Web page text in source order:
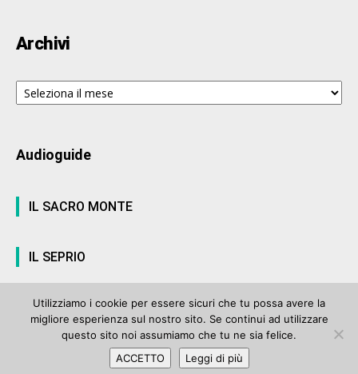
Archivi
Archivi
Audioguide
IL SACRO MONTE
IL SEPRIO
© ArteVarese.com by Wtv S.r.l.- © 2007 - P.I. 03063680122 Iscrizione n°
906 del Registro Stampa del Tribunale di Varese del 17 luglio 2006 |
Privacy Policy
Utilizziamo i cookie per essere sicuri che tu possa avere la
migliore esperienza sul nostro sito. Se continui ad utilizzare
questo sito noi assumiamo che tu ne sia felice.
ACCETTO
Leggi di più